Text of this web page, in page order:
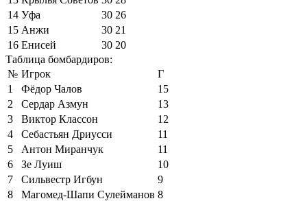
14 Уфа 30 26
15 Анжи 30 21
16 Енисей 30 20
Таблица бомбардиров:
№ Игрок
Г
1
Фёдор Чалов
15
2
Сердар Азмун
13
3
Виктор Классон
12
4
Себастьян Дриусси
11
5
Антон Миранчук
11
6
Зе Луиш
10
7
Сильвестр Игбун
9
8
Магомед-Шапи Сулейманов 8